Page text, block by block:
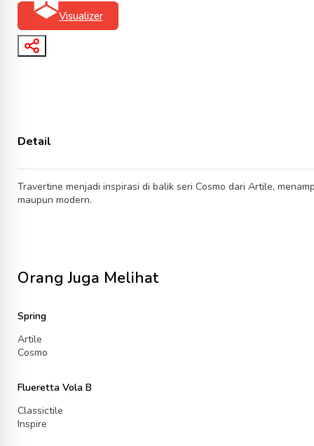
Visualizer
Detail
Travertine menjadi inspirasi di balik seri Cosmo dari Artile,
maupun modern.
Orang Juga Melihat
Spring
Artile
Cosmo
Flueretta Vola B
Classictile
Inspire